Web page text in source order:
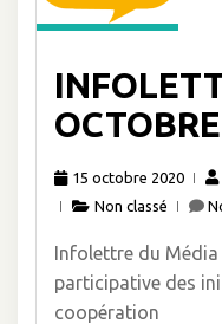
15 octobre 2020
Non classé
Infolettre du Média
participative des
coopération